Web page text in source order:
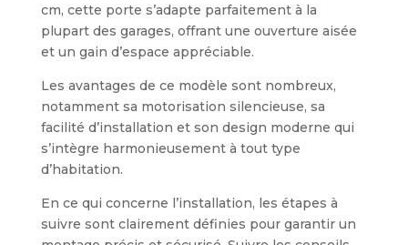
cm, cette porte s’adapte parfaitement à la
plupart des garages, offrant une ouverture aisée
et un gain d’espace appréciable.
Les avantages de ce modèle sont nombreux,
notamment sa motorisation silencieuse, sa
facilité d’installation et son design moderne qui
s’intègre harmonieusement à tout type
d’habitation.
En ce qui concerne l’installation, les étapes à
suivre sont clairement définies pour garantir un